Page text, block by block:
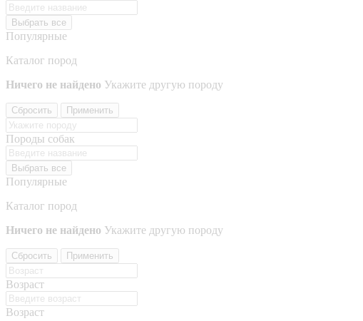
Выбрать все
Популярные
Каталог пород
Ничего не найдено Укажите другую породу
Сбросить Применить
Породы собак
Выбрать все
Популярные
Каталог пород
Ничего не найдено Укажите другую породу
Сбросить Применить
Возраст
Возраст